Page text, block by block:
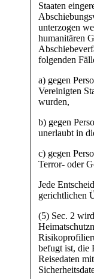
Staaten
unterzogen
humanitären
folgenden
a) gegen
Vereinigten
wurden,
b) gegen
unerlaubt in
c) gegen
Terror- oder
Jede
gerichtlichen
(5) Sec. 2
befugt ist, die
Reisedaten